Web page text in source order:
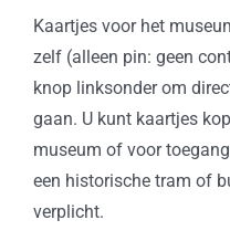
Kaartjes voor het
zelf (alleen pin: geen
knop linksonder om
gaan. U kunt kaartjes
museum of voor
een historische tram of
verplicht.